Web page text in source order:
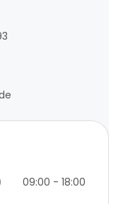
09:00 - 18:00